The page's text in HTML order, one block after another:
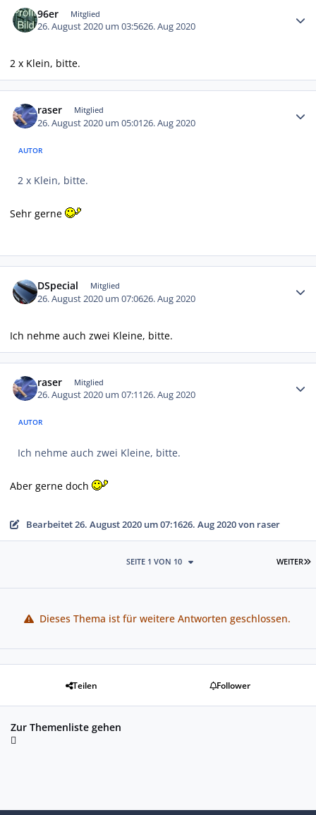
96er Mitglied
26. August 2020 um 03:5626. Aug 2020
2 x Klein, bitte.
raser Mitglied
26. August 2020 um 05:0126. Aug 2020
AUTOR
2 x Klein, bitte.
Sehr gerne
DSpecial Mitglied
26. August 2020 um 07:0626. Aug 2020
Ich nehme auch zwei Kleine, bitte.
raser Mitglied
26. August 2020 um 07:1126. Aug 2020
AUTOR
Ich nehme auch zwei Kleine, bitte.
Aber gerne doch
Bearbeitet26. August 2020 um 07:1626. Aug 2020von raser
WEITER
SEITE 1 VON 10
Dieses Thema ist für weitere Antworten geschlossen.
Teilen Follower
Zur Themenliste gehen